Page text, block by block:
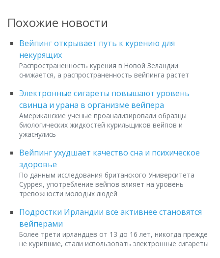
Похожие новости
Вейпинг открывает путь к курению для
некурящих
Распространенность курения в Новой Зеландии
снижается, а распространенность вейпинга растет
Электронные сигареты повышают уровень
свинца и урана в организме вейпера
Американские ученые проанализировали образцы
биологических жидкостей курильщиков вейпов и
ужаснулись
Вейпинг ухудшает качество сна и психическое
здоровье
По данным исследования британского Университета
Суррея, употребление вейпов влияет на уровень
тревожности молодых людей
Подростки Ирландии все активнее становятся
вейперами
Более трети ирландцев от 13 до 16 лет, никогда прежде
не курившие, стали использовать электронные сигареты